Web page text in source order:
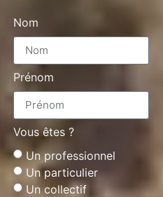
Nom
Prénom
Vous êtes ?
Un professionnel
Un particulier
Un collectif